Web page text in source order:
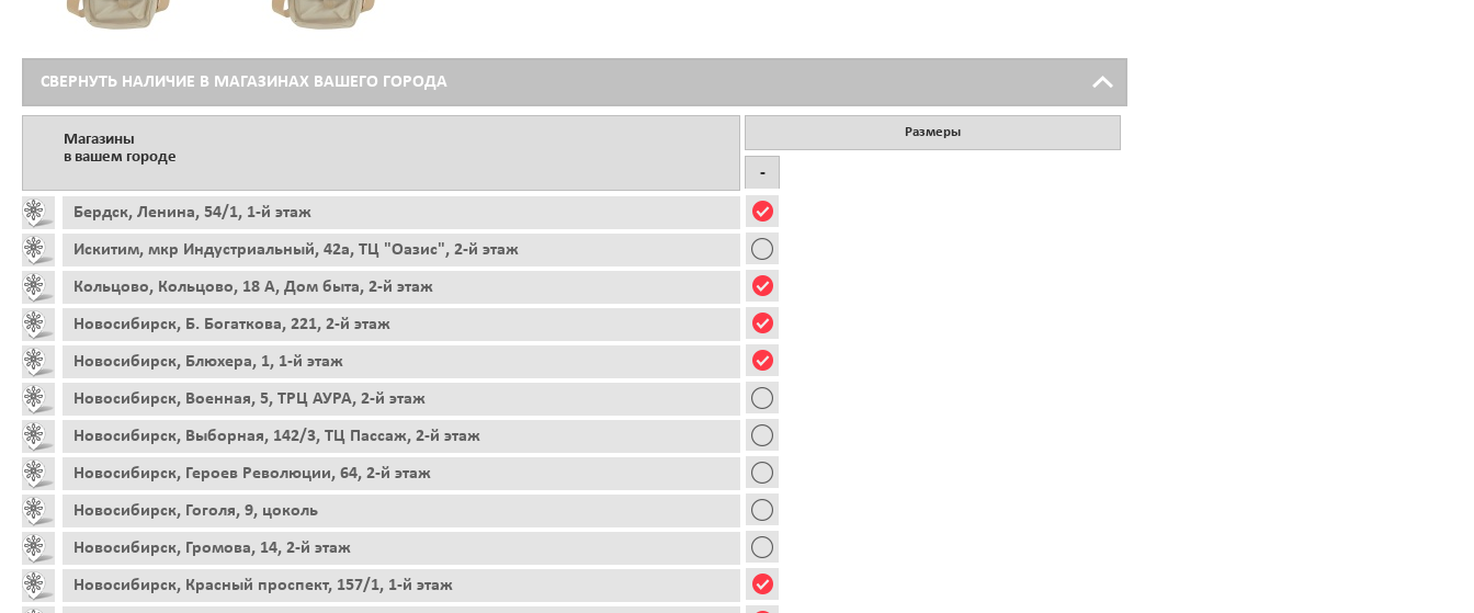
СВЕРНУТЬ НАЛИЧИЕ В МАГАЗИНАХ ВАШЕГО ГОРОДА
Магазины
в вашем городе
Бердск, Ленина, 54/1, 1-й этаж
Искитим, мкр Индустриальный, 42а, ТЦ "Оазис", 2-й этаж
Кольцово, Кольцово, 18 А, Дом быта, 2-й этаж
Новосибирск, Б. Богаткова, 221, 2-й этаж
Новосибирск, Блюхера, 1, 1-й этаж
Новосибирск, Военная, 5, ТРЦ АУРА, 2-й этаж
Новосибирск, Выборная, 142/3, ТЦ Пассаж, 2-й этаж
Новосибирск, Героев Революции, 64, 2-й этаж
Новосибирск, Гоголя, 9, цоколь
Новосибирск, Громова, 14, 2-й этаж
Новосибирск, Красный проспект, 157/1, 1-й этаж
Размеры
-